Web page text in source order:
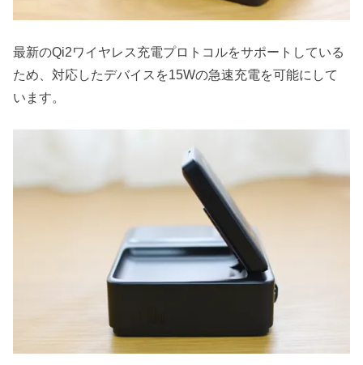
最新のQi2ワイヤレス充電プロトコルをサポートしている
ため、対応したデバイスを15Wの急速充電を可能にして
います。